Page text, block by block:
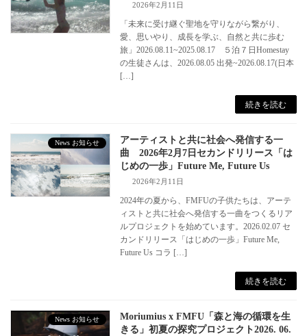
2026年2月11日
「未来に受け継ぐ聖地を守りながら繋がり、
愛、思いやり、成長を学ぶ、自然と共に歩む
旅」2026.08.11~2025.08.17 ５泊７日Homestay
の生徒さんは、2026.08.05 出発~2026.08.17(日本
[…]
続きを読む
News お知らせ
アーティストと共に社会へ発信する一
曲 2026年2月7日セカンドリリース「は
じめの一歩」Future Me, Future Us
2026年2月11日
2024年の夏から、FMFUの子供たちは、アーテ
ィストと共に社会へ発信する一曲をつくるリア
ルプロジェクトを始めています。2026.02.07 セ
カンドリリース「はじめの一歩」Future Me,
Future Us コラ […]
続きを読む
News お知らせ
Moriumius x FMFU「森と海の循環を生
きる」初夏の探究プロジェクト2026. 06.